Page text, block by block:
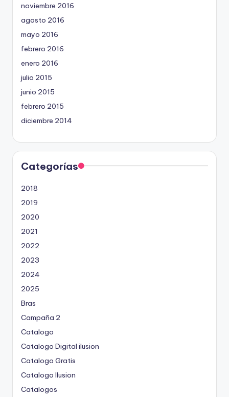
noviembre 2016
agosto 2016
mayo 2016
febrero 2016
enero 2016
julio 2015
junio 2015
febrero 2015
diciembre 2014
Categorías
2018
2019
2020
2021
2022
2023
2024
2025
Bras
Campaña 2
Catalogo
Catalogo Digital ilusion
Catalogo Gratis
Catalogo Ilusion
Catalogos